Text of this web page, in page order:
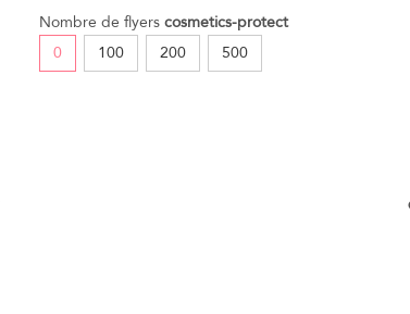
Nombre de flyerscosmetics-protect
0
100 200 500